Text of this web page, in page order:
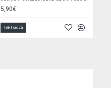
1,90€
Ielikt grozā